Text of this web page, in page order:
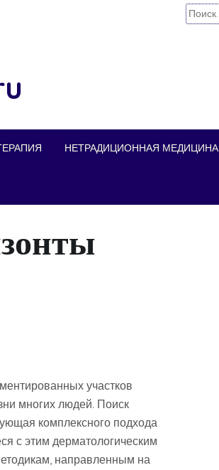
Найти:
НЕТРАДИЦИОННАЯ МЕДИЦИНА
участков
многих людей. Поиск
комплексного подхода
с этим дерматологическим
направленным на